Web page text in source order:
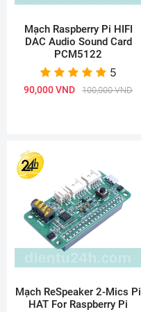
Mạch Raspberry Pi HIFI
DAC Audio Sound Card
PCM5122
5
90,000 VND 100,000 VND
Mạch ReSpeaker 2-Mics Pi
HAT For Raspberry Pi